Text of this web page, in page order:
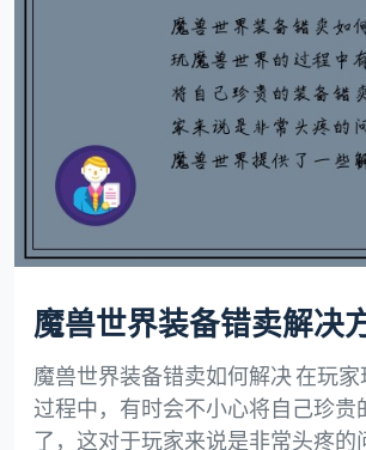
魔兽世界装备错卖解决
魔兽世界装备错卖如何解决 在玩
过程中，有时会不小心将自己珍贵
了，这对于玩家来说是非常头疼的